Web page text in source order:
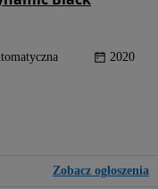
2020
Zobacz ogłoszenia